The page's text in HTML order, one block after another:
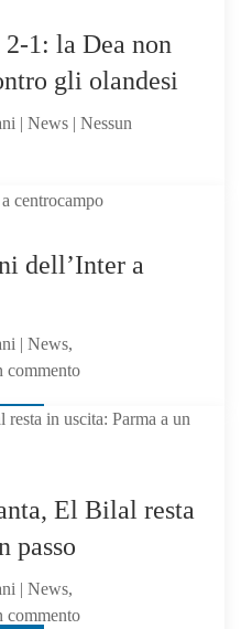
1: la Dea non
gli olandesi
| News | Nessun
dell’Inter a
| News,
su
idea
a
El Bilal resta
passo
| News,
su